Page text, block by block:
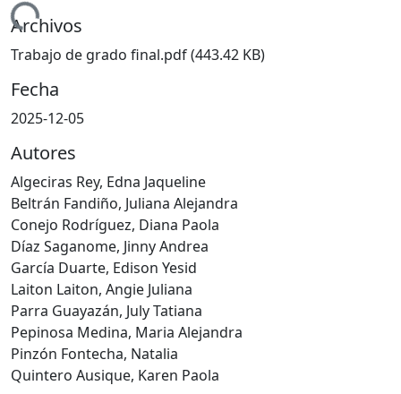
Archivos
Trabajo de grado final.pdf(443.42 KB)
Fecha
2025-12-05
Autores
Algeciras Rey, Edna Jaqueline
Beltrán Fandiño, Juliana Alejandra
Conejo Rodríguez, Diana Paola
Díaz Saganome, Jinny Andrea
García Duarte, Edison Yesid
Laiton Laiton, Angie Juliana
Parra Guayazán, July Tatiana
Pepinosa Medina, Maria Alejandra
Pinzón Fontecha, Natalia
Quintero Ausique, Karen Paola